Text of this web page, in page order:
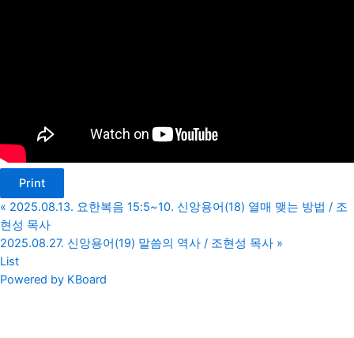
Print
« 2025.08.13. 요한복음 15:5~10. 신앙용어(18) 열매 맺는 방법 / 조
현성 목사
2025.08.27. 신앙용어(19) 말씀의 역사 / 조현성 목사 »
List
Powered by KBoard